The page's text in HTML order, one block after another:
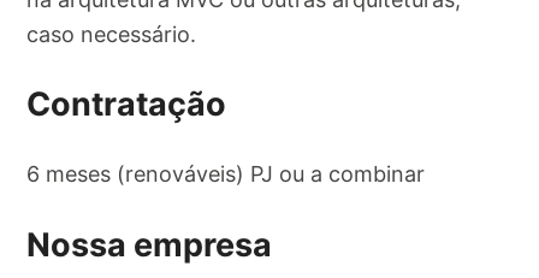
caso necessário.
Contratação
6 meses (renováveis) PJ ou a combinar
Nossa empresa